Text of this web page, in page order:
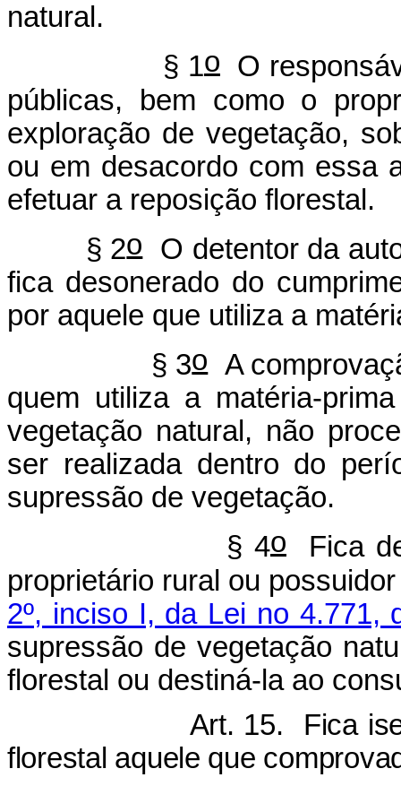
natural.
1oO
públicas, bem como o
exploração de vegetação,
ou em desacordo com essa
efetuar a reposição florestal.
§ 2oO detentor da
fica desonerado do
por aquele que utiliza a
3oA
quem utiliza a matéria-
vegetação natural, não
ser realizada dentro do
supressão de vegetação.
4oFica
proprietário rural ou
2º, inciso I, da Lei no 4.771,
supressão de vegetação
florestal ou destiná-la ao
Art. 15. Fica
florestal aquele que